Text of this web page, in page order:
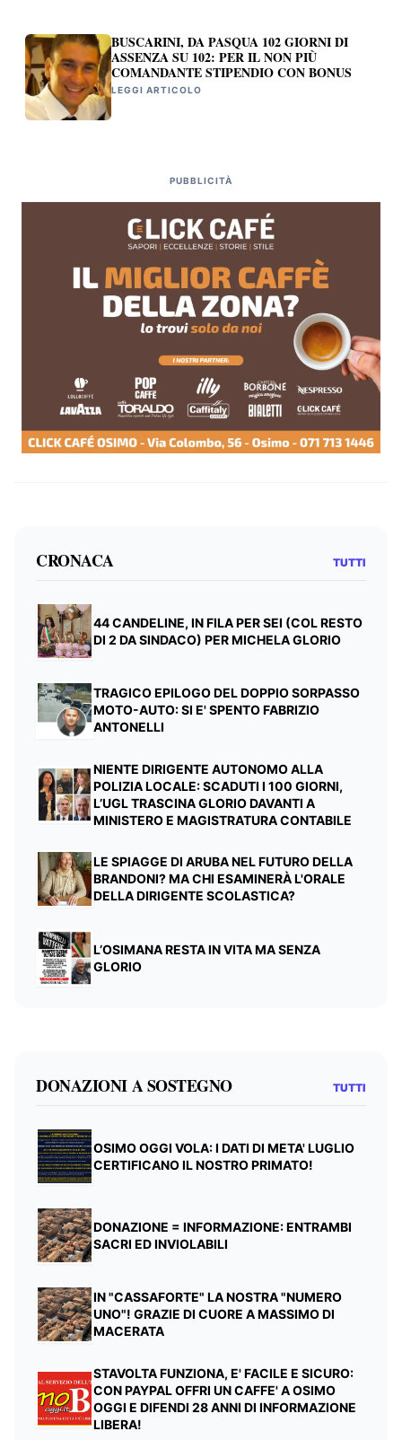
BUSCARINI, DA PASQUA 102 GIORNI DI
ASSENZA SU 102: PER IL NON PIÙ
COMANDANTE STIPENDIO CON BONUS
LEGGI ARTICOLO
PUBBLICITÀ
CRONACA TUTTI
44 CANDELINE, IN FILA PER SEI (COL RESTO
DI 2 DA SINDACO) PER MICHELA GLORIO
TRAGICO EPILOGO DEL DOPPIO SORPASSO
MOTO-AUTO: SI E' SPENTO FABRIZIO
ANTONELLI
NIENTE DIRIGENTE AUTONOMO ALLA
POLIZIA LOCALE: SCADUTI I 100 GIORNI,
L’UGL TRASCINA GLORIO DAVANTI A
MINISTERO E MAGISTRATURA CONTABILE
LE SPIAGGE DI ARUBA NEL FUTURO DELLA
BRANDONI? MA CHI ESAMINERÀ L'ORALE
DELLA DIRIGENTE SCOLASTICA?
L’OSIMANA RESTA IN VITA MA SENZA
GLORIO
DONAZIONI A SOSTEGNO TUTTI
OSIMO OGGI VOLA: I DATI DI META' LUGLIO
CERTIFICANO IL NOSTRO PRIMATO!
DONAZIONE = INFORMAZIONE: ENTRAMBI
SACRI ED INVIOLABILI
IN "CASSAFORTE" LA NOSTRA "NUMERO
UNO"! GRAZIE DI CUORE A MASSIMO DI
MACERATA
STAVOLTA FUNZIONA, E' FACILE E SICURO:
CON PAYPAL OFFRI UN CAFFE' A OSIMO
OGGI E DIFENDI 28 ANNI DI INFORMAZIONE
LIBERA!